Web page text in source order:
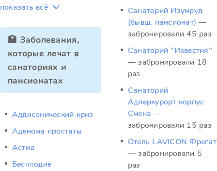
показать всё
🏥 Заболевания,
которые лечат в
санаториях и
пансионатах
Аддисонический криз
Аденома простаты
Астма
Бесплодие
Санаторий Изумруд
(бывш. пансионат) —
забронировали 45 раз
Санаторий "Известия"
— забронировали 18
раз
Санаторий
Адлеркурорт корпус
Смена —
забронировали 15 раз
Отель LAVICON Фрегат
— забронировали 5
раз